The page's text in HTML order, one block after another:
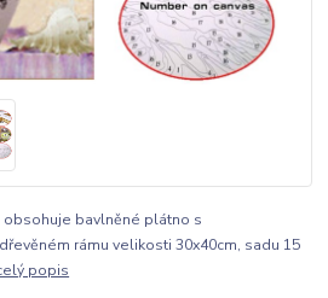
bavlněné plátno s
rámu velikosti 30x40cm, sadu 15
popis